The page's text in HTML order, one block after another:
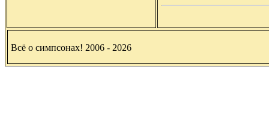
Всё о симпсонах! 2006 - 2026